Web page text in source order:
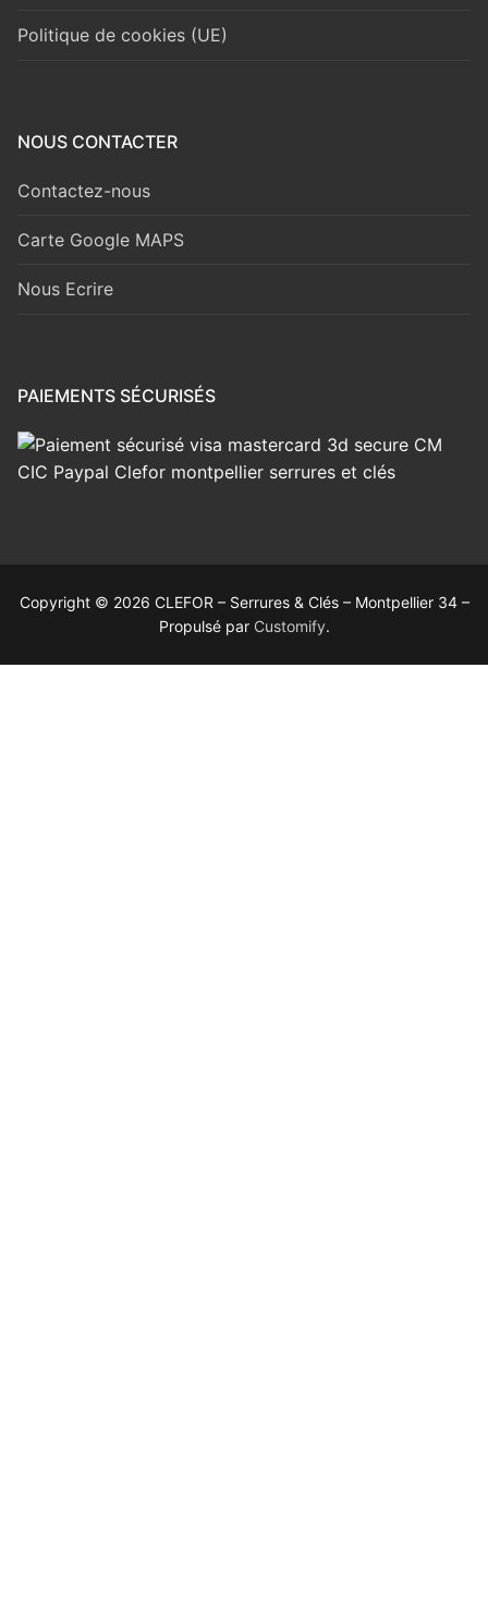
Politique de cookies (UE)
NOUS CONTACTER
Contactez-nous
Carte Google MAPS
Nous Ecrire
PAIEMENTS SÉCURISÉS
Copyright © 2026 CLEFOR – Serrures & Clés – Montpellier 34 –
Propulsé par Customify.